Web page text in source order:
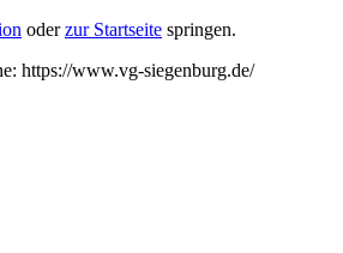
oderzur Startseite springen.
https://www.vg-siegenburg.de/